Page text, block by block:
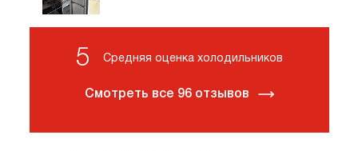
5 Средняя оценка холодильников
Смотреть все 96 отзывов